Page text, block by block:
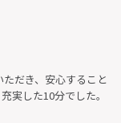
だき、安心すること
実した10分でした。